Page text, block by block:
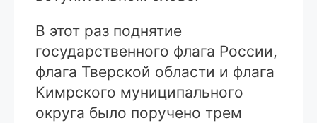
В этот раз поднятие
государственного флага России,
флага Тверской области и флага
Кимрского муниципального
округа было поручено трем